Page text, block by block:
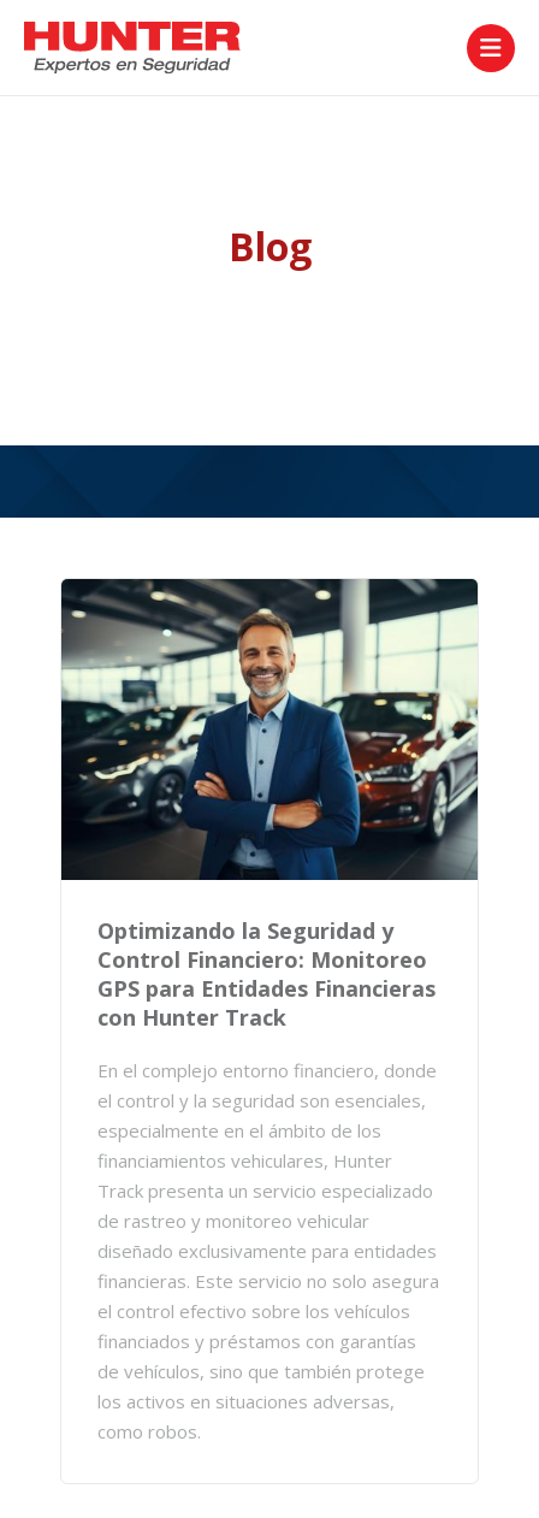

Blog
Optimizando la Seguridad y
Control Financiero: Monitoreo
GPS para Entidades Financieras
con Hunter Track
En el complejo entorno financiero, donde
el control y la seguridad son esenciales,
especialmente en el ámbito de los
financiamientos vehiculares, Hunter
Track presenta un servicio especializado
de rastreo y monitoreo vehicular
diseñado exclusivamente para entidades
financieras. Este servicio no solo asegura
el control efectivo sobre los vehículos
financiados y préstamos con garantías
de vehículos, sino que también protege
los activos en situaciones adversas,
como robos.